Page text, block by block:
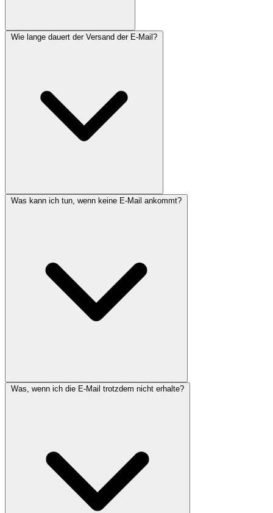
Wie lange dauert der Versand der E-Mail?
Was kann ich tun, wenn keine E-Mail ankommt?
Was, wenn ich die E-Mail trotzdem nicht erhalte?